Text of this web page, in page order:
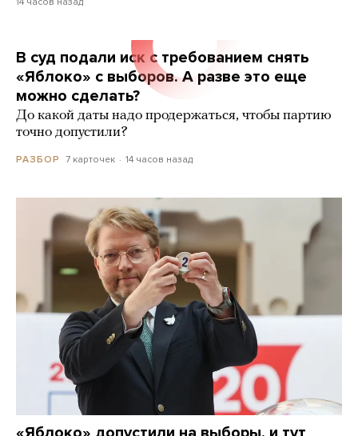
В суд подали иск с требованием снять
«Яблоко» с выборов. А разве это еще
можно сделать?
До какой даты надо продержаться, чтобы партию
точно допустили?
РАЗБОР 7 карточек 14 часов назад